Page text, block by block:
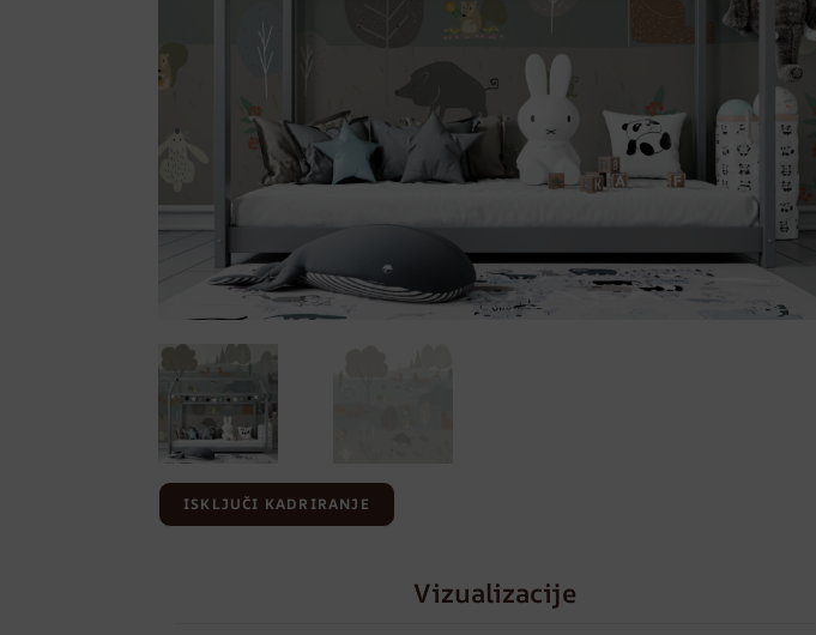
ISKLJUČI KADRIRANJE
Vizualizacije